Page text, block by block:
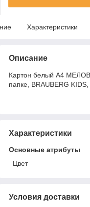
Характеристики
Описание
Картон белый А4
папке, BRAUBERG
Характеристики
Основные атрибуты
Цвет
Условия доставки